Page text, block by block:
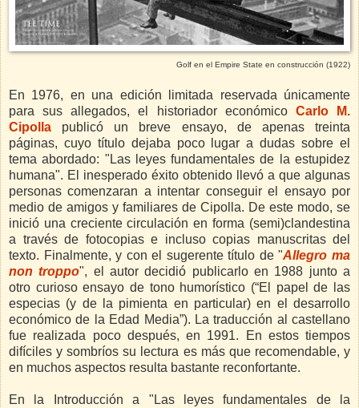
Golf en el Empire State en construcción (1922)
En 1976, en una edición limitada reservada únicamente
para sus allegados, el historiador económico Carlo
M.
Cipolla publicó un breve ensayo, de apenas treinta
páginas, cuyo título dejaba poco lugar a dudas sobre el
tema abordado: "Las leyes fundamentales de la estupidez
humana". El inesperado éxito obtenido llevó a que algunas
personas comenzaran a intentar conseguir el ensayo por
medio de amigos y familiares de Cipolla. De este modo, se
inició una creciente circulación en forma (semi)clandestina
a través de fotocopias e incluso copias manuscritas del
texto. Finalmente, y con el sugerente título de "Allegro ma
non troppo", el autor decidió publicarlo en 1988 junto a
otro curioso ensayo de tono humorístico (“El papel de las
especias (y de la pimienta en particular) en el desarrollo
económico de la Edad Media”). La traducción al castellano
fue realizada poco después, en 1991. En estos tiempos
difíciles y sombríos su lectura es más que recomendable, y
en muchos aspectos resulta bastante reconfortante.
En la Introducción a "Las leyes fundamentales de la